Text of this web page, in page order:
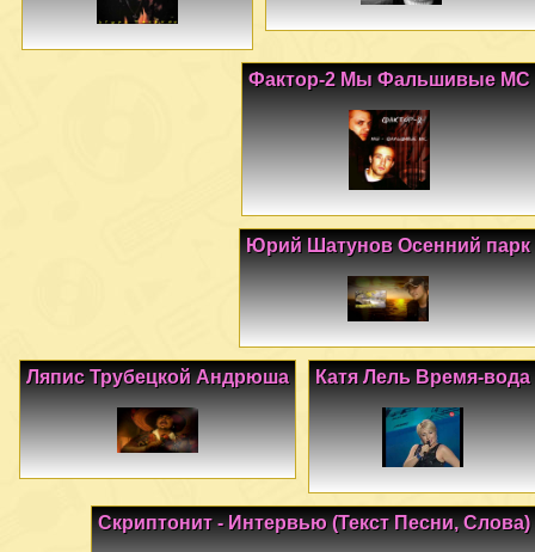
Фактор-2 Мы Фальшивые МС
Юрий Шатунов Осенний парк
Катя Лель Время-вода
Ляпис Трубецкой Андрюша
Скриптонит - Интервью (Текст Песни, Слова)